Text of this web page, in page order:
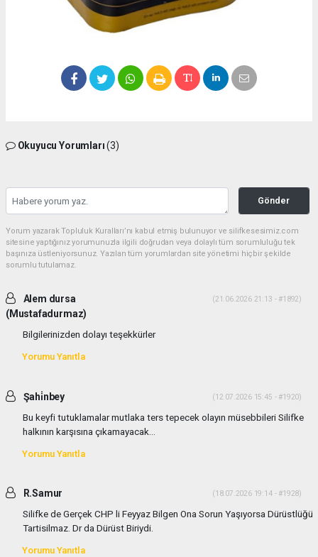
Okuyucu Yorumları(3)
Gönder
Yorum yazarak Topluluk Kuralları’nı kabul etmiş bulunuyor ve silifkesesimiz.com
sitesine yaptığınız yorumunuzla ilgili doğrudan veya dolaylı tüm sorumluluğu tek
başınıza üstleniyorsunuz. Yazılan tüm yorumlardan site yönetimi hiçbir şekilde
sorumlu tutulamaz.
Alem dursa
(Mustafadurmaz)
(21.06.2026 21:13 - #1892)
Bilgilerinizden dolayı teşekkürler
Yorumu Yanıtla
Şahi̇nbey (12.07.2026 15:45 - #1920)
Bu keyfi tutuklamalar mutlaka ters tepecek olayın müsebbileri Silifke
halkının karşısına çıkamayacak...
Yorumu Yanıtla
R.Samur (18.07.2026 19:14 - #1928)
Silifke de Gerçek CHP li Feyyaz Bilgen Ona Sorun Yaşıyorsa Dürüstlüğü
Tartisilmaz. Dr da Dürüst Biriydi.
Yorumu Yanıtla